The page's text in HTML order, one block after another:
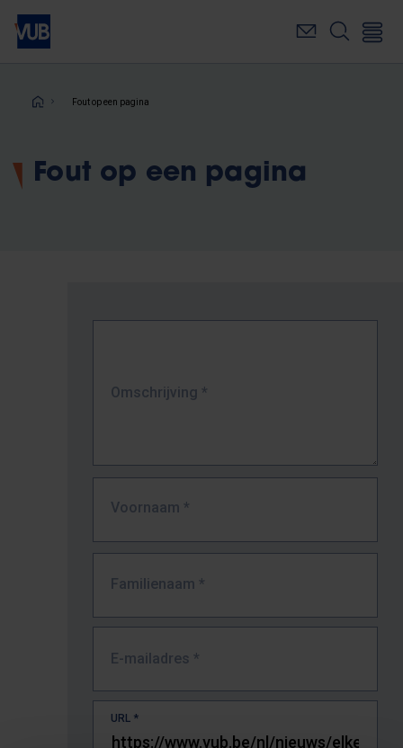
Overslaan
naar
inhoudKruimelpad
Fout op een pagina
Fout op een pagina
Omschrijving *
Voornaam *
Familienaam *
E-mailadres *
URL *